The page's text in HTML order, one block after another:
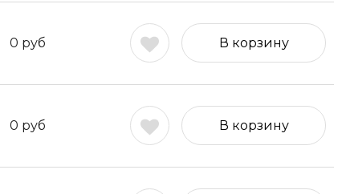
0 руб В корзину
0 руб В корзину